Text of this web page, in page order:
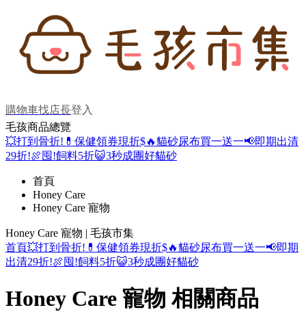
購物車找店長登入
毛孩商品總覽
💥打到骨折! 💊保健領券現折$🔥貓砂尿布買一送一📢即期出清
29折!🍖囤!飼料5折😺3秒成團好貓砂
首頁
Honey Care
Honey Care 寵物
Honey Care 寵物 | 毛孩市集
首頁💥打到骨折! 💊保健領券現折$🔥貓砂尿布買一送一📢即期
出清29折!🍖囤!飼料5折😺3秒成團好貓砂
Honey Care 寵物 相關商品